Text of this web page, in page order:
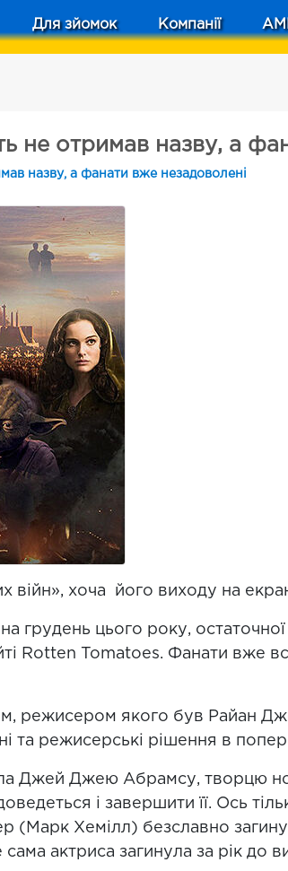
Для зйомок Компанії
не отримав назву, а
назву, а фанати вже незадоволені
війн», хоча його виходу на
на грудень цього року,
Rotten Tomatoes. Фанати вже
режисером якого був Райан
та режисерські рішення в
Джей Джею Абрамсу, творцю
і завершити її. Ось
Хемілл) безславно
актриса загинула за рік до